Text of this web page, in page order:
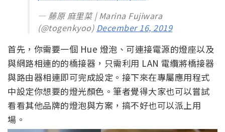
— 藤原 麻里菜 | Marina Fujiwara
(@togenkyoo) December 16, 2019
首先，你需要一個 Hue 燈泡、可連接電源的燈座以及
與網路相連的的橋接器，只需利用 LAN 電纜將橋接器
與路由器相連即可完成設定。接下來在專屬應用程式
中設定你想要的燈光顏色。筆者覺得大家也可以嘗試
看看其他品牌的燈泡與方案，搞不好也可以派上用
場。